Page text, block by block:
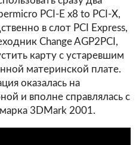
PCI-E x8 to PCI-X,
в слот PCI Express,
Change AGP2PCI,
карту с устаревшим
материнской плате.
оказалась на
и вполне справлялась с
3DMark 2001.